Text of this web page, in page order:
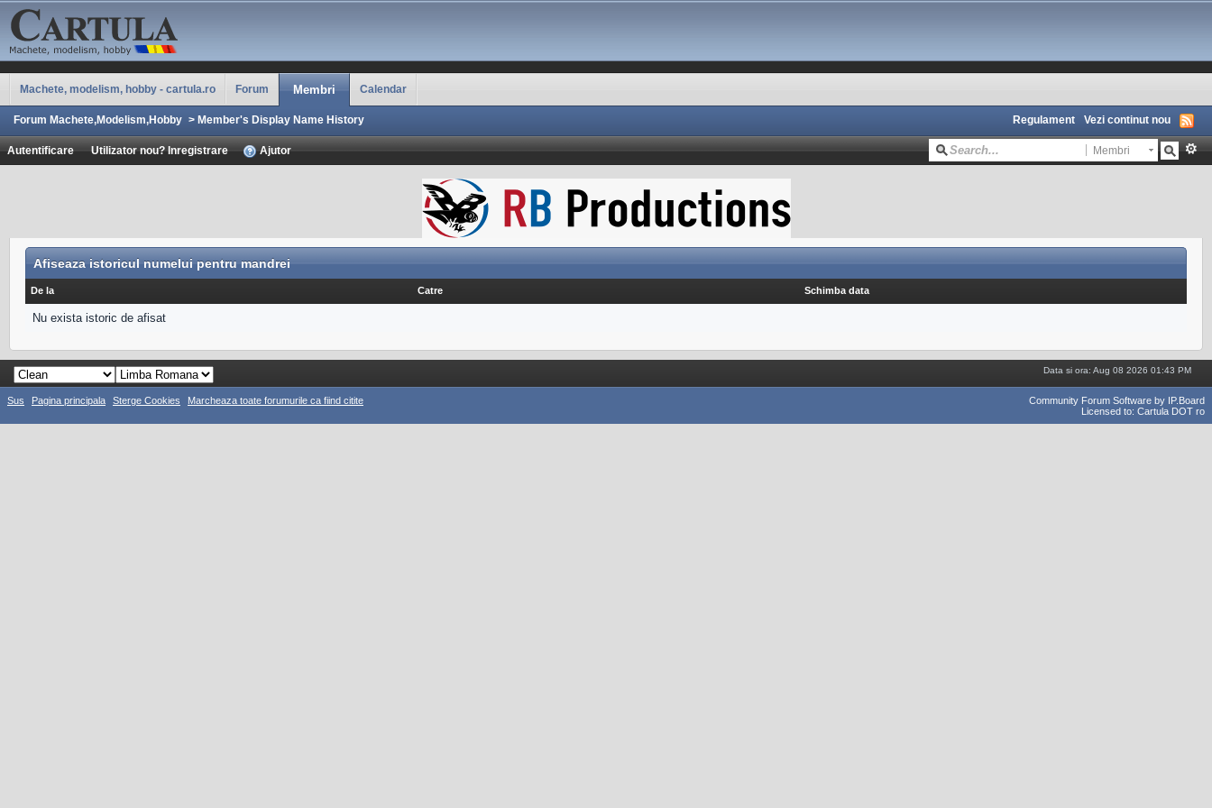
Machete, modelism, hobby - cartula.ro Forum Membri Calendar
Forum Machete,Modelism,Hobby > Member's Display Name History Regulament Vezi continut nou
Autentificare Utilizator nou? Inregistrare Ajutor Membri
Afiseaza istoricul numelui pentru mandrei
De la Catre Schimba data
Nu exista istoric de afisat
Data si ora: Aug 08 2026 01:43 PM
Sus Pagina principala Sterge Cookies Marcheaza toate forumurile ca fiind citite
Community Forum Software by IP.Board
Licensed to: Cartula DOT ro